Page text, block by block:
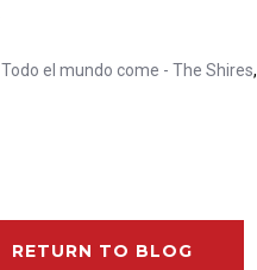
Todo el mundo come - The Shires,
RETURN TO BLOG